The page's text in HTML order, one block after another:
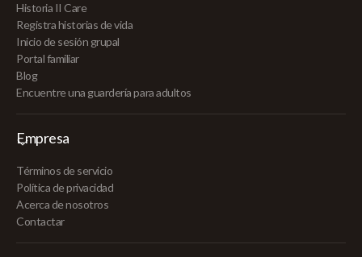
Historia II Care
Registra historias de vida
Inicio de sesión grupal
Portal familiar
Blog
Encuentre una guardería para adultos
Empresa
Términos de servicio
Política de privacidad
Acerca de nosotros
Contactar